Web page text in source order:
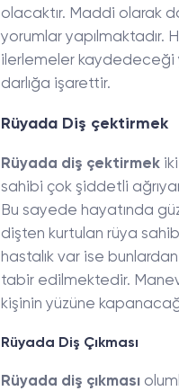
olacaktır. Maddi olarak
yorumlar yapılmaktadır.
ilerlemeler kaydedeceği
darlığa işarettir.
Rüyada Diş çektirmek
Rüyada diş çektirmek
sahibi çok şiddetli
Bu sayede hayatında
dişten kurtulan rüya
hastalık var ise
tabir edilmektedir.
kişinin yüzüne
Rüyada Diş Çıkması
Rüyada diş çıkması